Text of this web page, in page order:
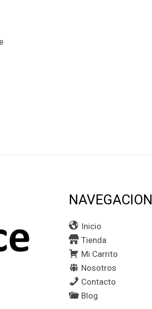
NAVEGACION
Inicio
Tienda
Mi Carrito
Nosotros
Contacto
Blog